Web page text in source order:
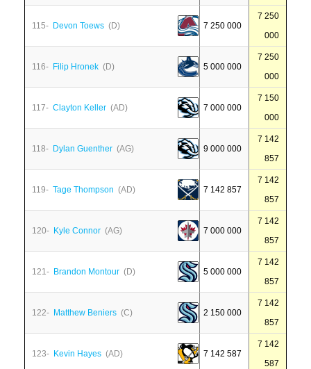
115- Devon Toews (D) 7 250 000
7 250
000
116- Filip Hronek (D) 5 000 000
7 250
000
117- Clayton Keller (AD) 7 000 000
7 150
000
118- Dylan Guenther (AG) 9 000 000
7 142
857
119- Tage Thompson (AD) 7 142 857
7 142
857
120- Kyle Connor (AG) 7 000 000
7 142
857
121- Brandon Montour (D) 5 000 000
7 142
857
122- Matthew Beniers (C) 2 150 000
7 142
857
123- Kevin Hayes (AD) 7 142 587
7 142
587